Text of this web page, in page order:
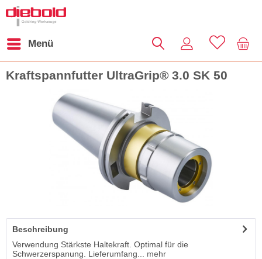
Menü
Kraftspannfutter UltraGrip® 3.0 SK 50
Beschreibung
Verwendung Stärkste Haltekraft. Optimal für die
Schwerzerspanung. Lieferumfang...
mehr